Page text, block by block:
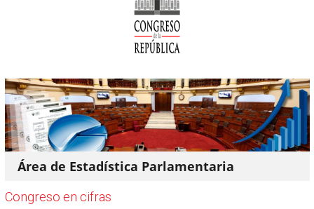
Área de Estadística Parlamentaria
Congreso en cifras